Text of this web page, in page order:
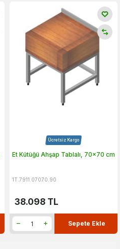
Ücretsiz Kargo
Et Kütüğü Ahşap Tablalı, 70x70 cm
1T.7911.07070.90
38.098 TL
Sepete Ekle